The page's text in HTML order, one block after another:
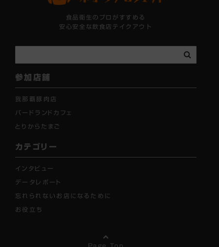
食品衛生のプロがすすめる
安心安全な飲食店テイクアウト
参加店舗
我那覇豚肉店
バードランドカフェ
とりからたまご
カテゴリー
インタビュー
データレポート
忘れられないお店になるために
お役立ち
Page Top